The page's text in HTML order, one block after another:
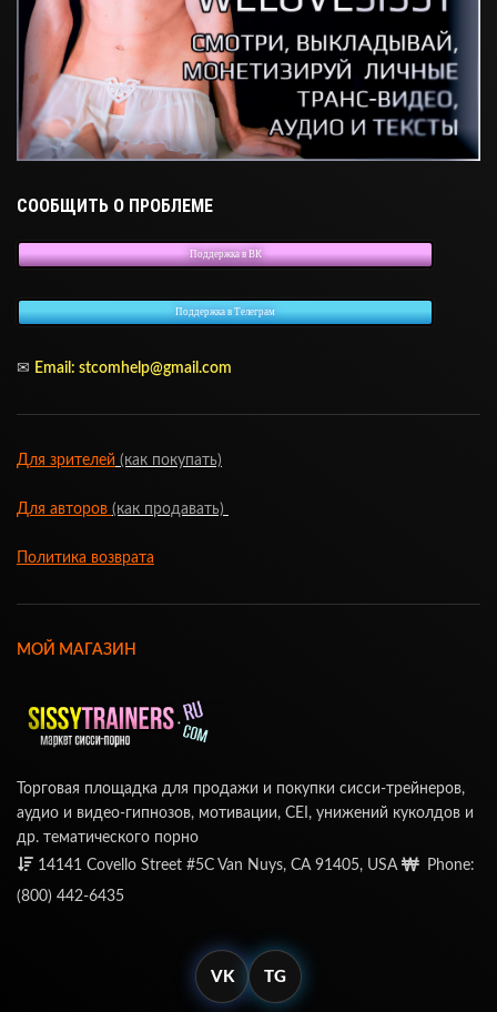
СООБЩИТЬ О ПРОБЛЕМЕ
Поддержка в ВК
Поддержка в Телеграм
✉ Email: stcomhelp@gmail.com
Для зрителей (как покупать)
Для авторов (как продавать)
Политика возврата
МОЙ МАГАЗИН
Торговая площадка для продажи и покупки сисси-трейнеров,
аудио и видео-гипнозов, мотивации, CEI, унижений куколдов и
др. тематического порно
14141 Covello Street #5C Van Nuys, CA 91405, USA
Phone:
(800) 442-6435
VK TG